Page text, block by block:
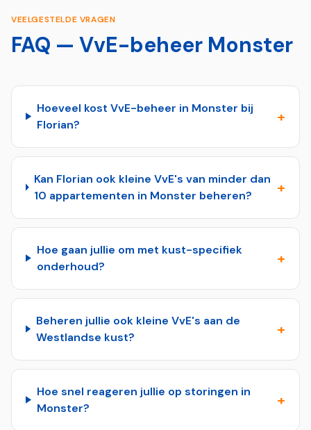
VEELGESTELDE VRAGEN
FAQ — VvE-beheer Monster
Hoeveel kost VvE-beheer in Monster bij
Florian?
+
Kan Florian ook kleine VvE's van minder dan
10 appartementen in Monster beheren?
+
Hoe gaan jullie om met kust-specifiek
onderhoud?
+
Beheren jullie ook kleine VvE's aan de
Westlandse kust?
+
Hoe snel reageren jullie op storingen in
Monster?
+